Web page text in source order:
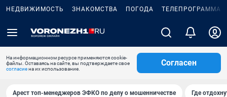
НЕДВИЖИМОСТЬ ЗНАКОМСТВА ПОГОДА ТЕЛЕПРОГРАММА
На информационном ресурсе применяются cookie-
файлы. Оставаясь на сайте, вы подтверждаете свое
согласиена их использование.
Согласен
Арест топ-менеджеров ЭФКО по делу о мошенничестве Где